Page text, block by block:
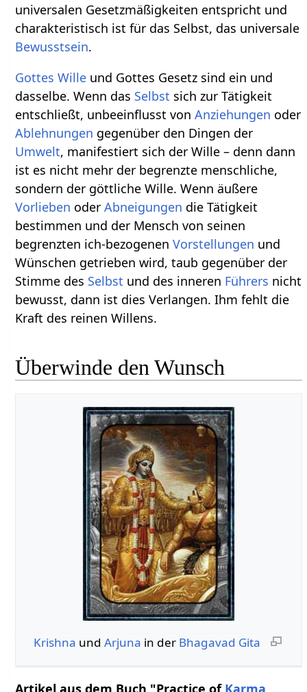
universalen Gesetzmäßigkeiten entspricht und
charakteristisch ist für das Selbst, das universale
Bewusstsein.
Gottes Wille und Gottes Gesetz sind ein und
dasselbe. Wenn das Selbst sich zur Tätigkeit
entschließt, unbeeinflusst vonAnziehungen oder
Ablehnungen gegenüber den Dingen der
Umwelt, manifestiert sich der Wille – denn dann
ist es nicht mehr der begrenzte menschliche,
sondern der göttliche Wille. Wenn äußere
Vorlieben oderAbneigungen die Tätigkeit
bestimmen und der Mensch von seinen
begrenzten ich-bezogenenVorstellungen und
Wünschen getrieben wird, taub gegenüber der
Stimme des Selbst und des inneren Führers nicht
bewusst, dann ist dies Verlangen. Ihm fehlt die
Kraft des reinen Willens.
Überwinde den Wunsch
Krishna und Arjuna in der Bhagavad Gita